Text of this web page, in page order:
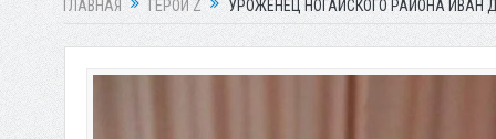
ГЛАВНАЯ ГЕРОИ Z УРОЖЕНЕЦ НОГАЙСКОГО РАЙОНА ИВАН